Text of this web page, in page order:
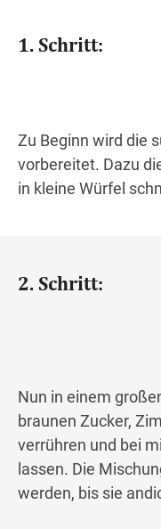
1. Schritt:
Zu Beginn wird die
vorbereitet. Dazu
in kleine Würfel
2. Schritt:
Nun in einem
braunen Zucker,
verrühren und bei
lassen. Die
werden, bis sie